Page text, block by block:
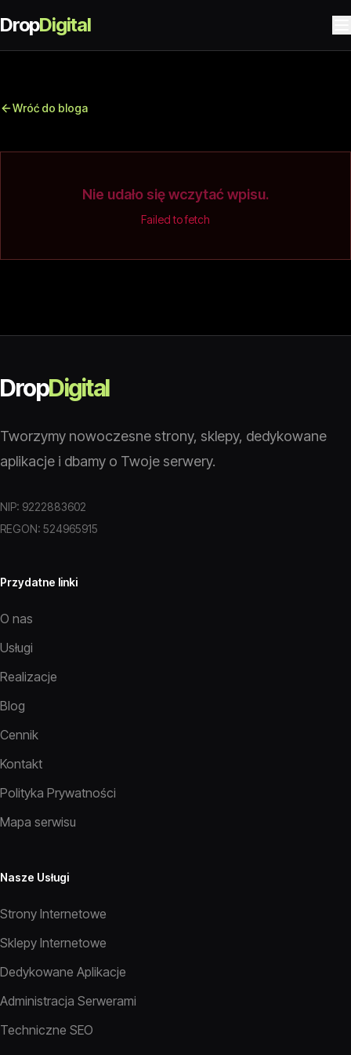
DropDigital
Wróć do bloga
Nie udało się wczytać wpisu.
Failed to fetch
DropDigital
Tworzymy nowoczesne strony, sklepy, dedykowane
aplikacje i dbamy o Twoje serwery.
NIP: 9222883602
REGON: 524965915
Przydatne linki
O nas
Usługi
Realizacje
Blog
Cennik
Kontakt
Polityka Prywatności
Mapa serwisu
Nasze Usługi
Strony Internetowe
Sklepy Internetowe
Dedykowane Aplikacje
Administracja Serwerami
Techniczne SEO